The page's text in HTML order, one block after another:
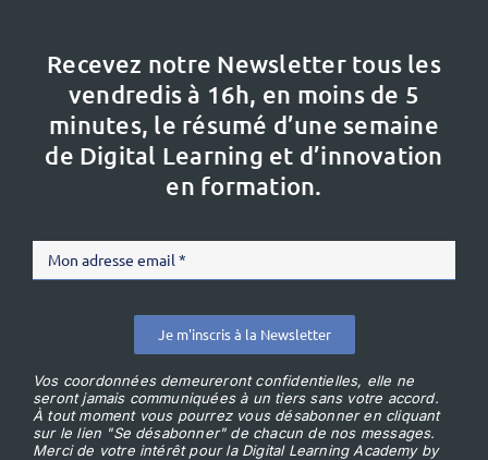
Recevez notre Newsletter tous les
vendredis à 16h, en moins de 5
minutes, le résumé d’une semaine
de Digital Learning et d’innovation
en formation.
Je m'inscris à la Newsletter
Vos coordonnées demeureront confidentielles, elle ne
seront jamais communiquées à un tiers sans votre accord.
À tout moment vous pourrez vous désabonner en cliquant
sur le lien "Se désabonner" de chacun de nos messages.
Merci de votre intérêt pour la Digital Learning Academy by